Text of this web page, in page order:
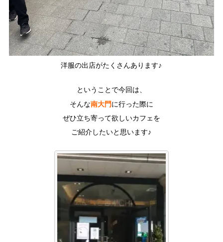
洋服の出店がたくさんあります♪
ということで今回は、
そんな南大門に行った際に
ぜひ立ち寄って欲しいカフェを
ご紹介したいと思います♪